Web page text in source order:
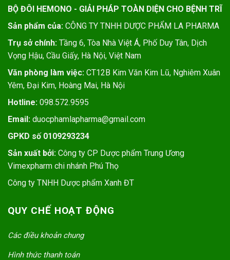
BỘ ĐÔI HEMONO - GIẢI PHÁP TOÀN DIỆN CHO BỆNH TRĨ
Sản phẩm của: CÔNG TY TNHH DƯỢC PHẨM LA PHARMA
Trụ sở chính: Tầng 6, Tòa Nhà Việt Á, Phố Duy Tân, Dịch
Vọng Hậu, Cầu Giấy, Hà Nội, Việt Nam
Văn phòng làm việc: CT12B Kim Văn Kim Lũ, Nghiêm Xuân
Yêm, Đại Kim, Hoàng Mai, Hà Nội
Hotline: 098.572.9595
Email: duocphamlapharma@gmail.com
GPKD số 0109293234
Sản xuất bởi: Công ty CP Dược phẩm Trung Ương
Vimexpharm chi nhánh Phú Thọ
Công ty TNHH Dược phẩm Xanh ĐT
QUY CHẾ HOẠT ĐỘNG
Các điều khoản chung
Hình thức thanh toán